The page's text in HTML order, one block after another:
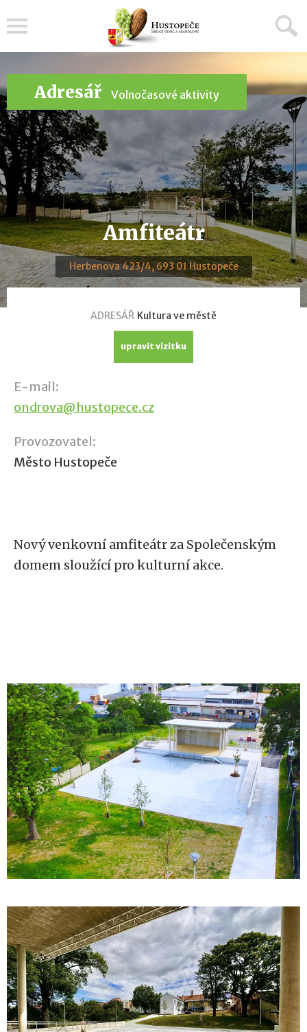
Adresář Volnočasové aktivity
Amfiteátr
Herbenova 423/4, 693 01 Hustopeče
ADRESÁŘ Kultura ve městě
upravit vizitku
E-mail:
ondrova@hustopece.cz
Provozovatel:
Město Hustopeče
Nový venkovní amfiteátr za Společenským
domem sloužící pro kulturní akce.